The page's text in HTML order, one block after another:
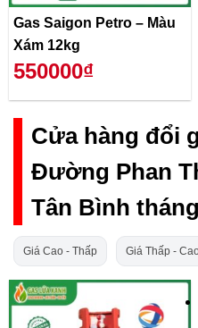
Gas Saigon Petro – Màu
Xám 12kg
550000₫
Cửa hàng đổi
Đường Phan
Tân Bình
Giá Cao - Thấp Giá Thấp -